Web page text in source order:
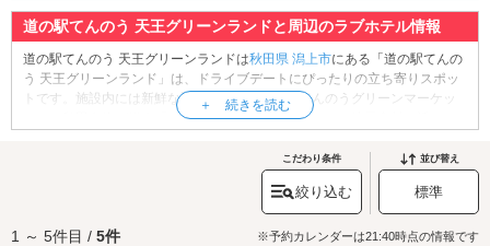
道の駅てんのう 天王グリーンランドと周辺のラブホテル情報
道の駅てんのう 天王グリーンランドは秋田県 潟上市にある「道の駅てんの
う 天王グリーンランド」は、ドライブデートにぴったりの立ち寄りスポッ
トです。施設内には新鮮な野菜や惣菜が並ぶ「てんのうグリーンマーケッ
ト」、秋田名物が揃う「ドリームショップくらかけ」、地元食材を活かし
るエリアが充実。さらに、大浴場・露天風呂・サウナを完備した温泉施設
「くららの湯」も人気です。温泉でリラックスした後は、美味しいグルメ
を楽しみながらのんびり過ごすのもおすすめ。潟上市方面へのお出かけの
道の駅てんのう 天王グリーンランドへは、潟上・男鹿エリアのラブホテル
こだわり条件
絞り込む
並び替え
標準
1 ～ 5件目 / 5件 ※予約カレンダーは21:40時点の情報です